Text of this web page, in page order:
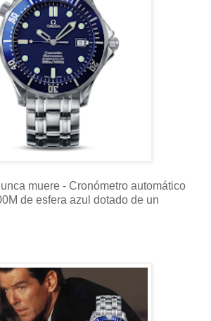
muere - Cronómetro automático
de esfera azul dotado de un